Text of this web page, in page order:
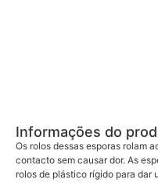
Informações do
Os rolos dessas esporas rolam
contacto sem causar dor. As
rolos de plástico rígido para dar